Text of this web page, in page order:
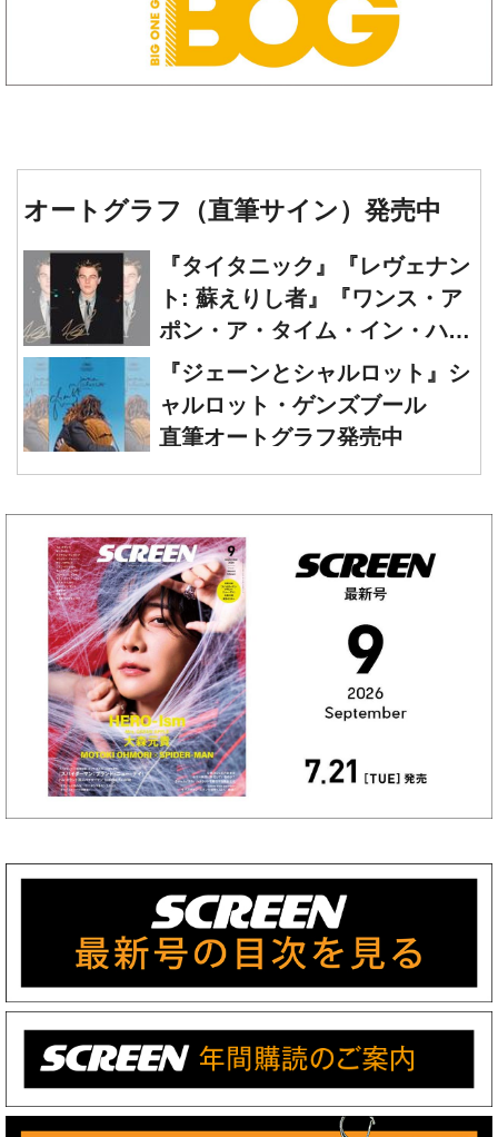
『タイタニック』『レヴェナン
ポン・ア・タイム・イン・ハリ
ウッド』レオナルド・ディカプ
リオ 直筆オートグラフ発売中
『ジェーンとシャルロット』シ
直筆オートグラフ発売中